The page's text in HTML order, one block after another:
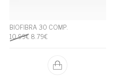
BIOFIBRA 30 COMP.
10.99€ O preço original era: 10.99€.
8.79€O preço atual é: 8.79€.